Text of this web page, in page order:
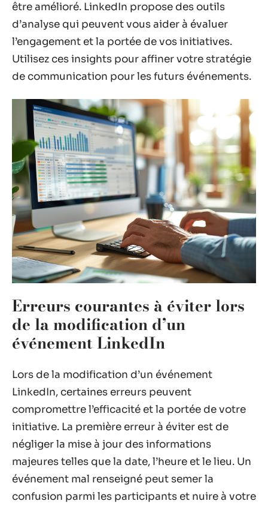
être amélioré. LinkedIn propose des outils
d’analyse qui peuvent vous aider à évaluer
l’engagement et la portée de vos initiatives.
Utilisez ces insights pour affiner votre stratégie
de communication pour les futurs événements.
Erreurs courantes à éviter lors
de la modification d’un
événement LinkedIn
Lors de la modification d’un événement
LinkedIn, certaines erreurs peuvent
compromettre l’efficacité et la portée de votre
initiative. La première erreur à éviter est de
négliger la mise à jour des informations
majeures telles que la date, l’heure et le lieu. Un
événement mal renseigné peut semer la
confusion parmi les participants et nuire à votre